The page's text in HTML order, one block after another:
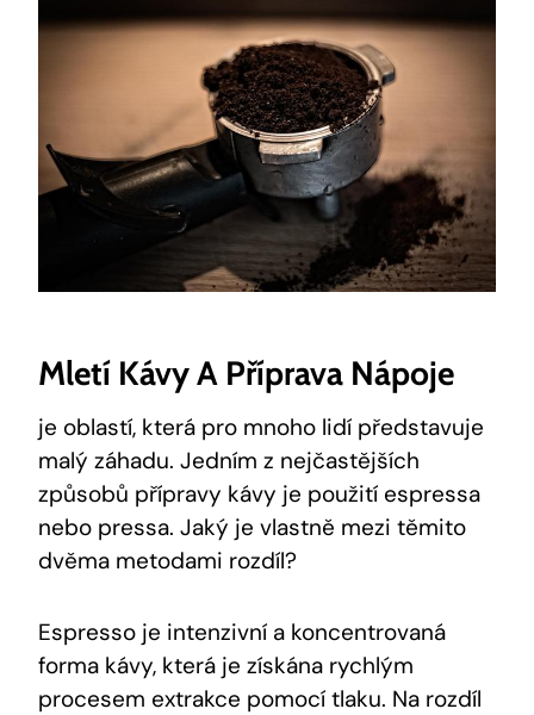
Mletí Kávy A Příprava Nápoje
je oblastí, která pro mnoho lidí představuje
malý záhadu. Jedním z nejčastějších
způsobů přípravy kávy je použití espressa
nebo pressa. Jaký je vlastně mezi těmito
dvěma metodami rozdíl?
Espresso je intenzivní a koncentrovaná
forma kávy, která je získána rychlým
procesem extrakce pomocí tlaku. Na rozdíl